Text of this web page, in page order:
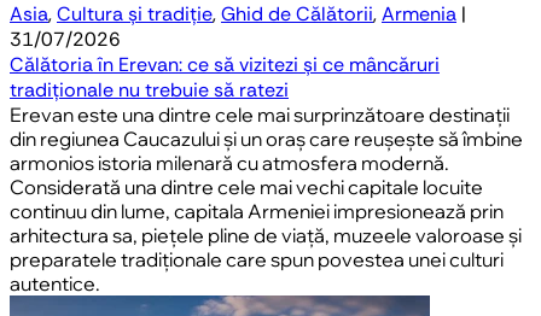
Asia,Cultura și tradiție,Ghid de Călătorii,Armenia |
31/07/2026
Călătoria în Erevan: ce să vizitezi și ce mâncăruri
tradiționale nu trebuie să ratezi
Erevan este una dintre cele mai surprinzătoare destinații
din regiunea Caucazului și un oraș care reușește să îmbine
armonios istoria milenară cu atmosfera modernă.
Considerată una dintre cele mai vechi capitale locuite
continuu din lume, capitala Armeniei impresionează prin
arhitectura sa, piețele pline de viață, muzeele valoroase și
preparatele tradiționale care spun povestea unei culturi
autentice.